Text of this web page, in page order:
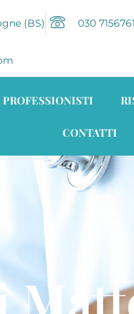
(BS) 030 7156761
PROFESSIONISTI
CONTATTI